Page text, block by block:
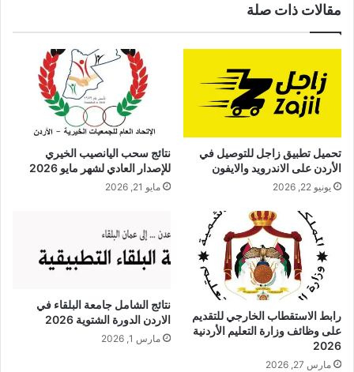
مقالات ذات صلة
تحميل تطبيق زاجل للتوصيل في
الأردن على الاندرويد والايفون
يونيو 22, 2026
نتائج سحب اليانصيب الخيري
للإصدار العادي لشهر مايو 2026
مايو 21, 2026
رابط الاستقطاب الخارجي للتقديم
على وظائف وزارة التعليم الأردنية
2026
مارس 27, 2026
نتائج الشامل جامعة البلقاء في
الاردن الدورة الشتوية 2026
مارس 1, 2026